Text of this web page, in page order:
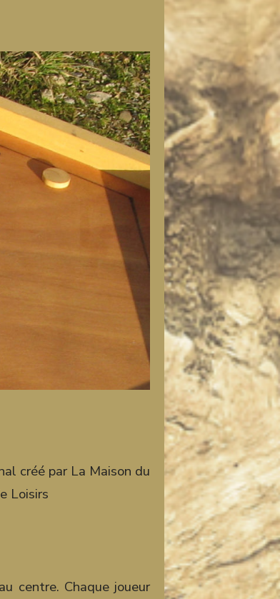
créé par La Maison du
Loisirs
centre. Chaque joueur